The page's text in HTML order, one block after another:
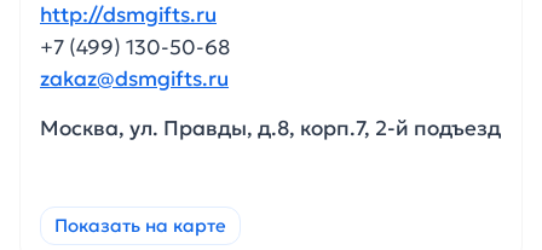
http://dsmgifts.ru
+7 (499) 130-50-68
zakaz@dsmgifts.ru
Москва, ул. Правды, д.8, корп.7, 2-й подъезд
Показать на карте